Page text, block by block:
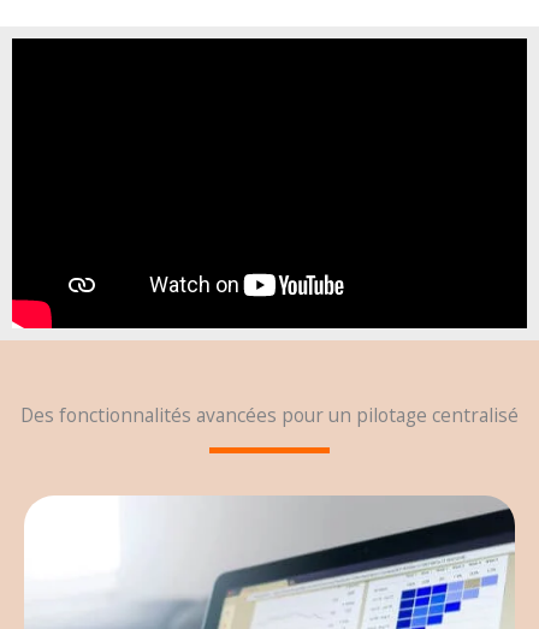
Des fonctionnalités avancées pour un pilotage centralisé